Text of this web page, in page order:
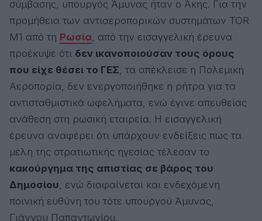
σύμβασης, υπουργός Άμυνας ήταν ο Άκης. Για την
προμήθεια των αντιαεροπορικών συστημάτων TOR
M1 από τη Ρωσία , από την εισαγγελική έρευνα
προέκυψε ότι δεν ικανοποιούσαν τους όρους
που είχε θέσει το ΓΕΣ , τα απέκλεισε η Πολεμική
Αεροπορία, δεν ενεργοποιήθηκε η ρήτρα για τα
αντισταθμιστικά ωφελήματα, ενώ έγινε απευθείας
ανάθεση στη ρωσική εταιρεία. Η εισαγγελική
έρευνα αναφέρει ότι υπάρχουν ενδείξεις πως τα
μέλη της στρατιωτικής ηγεσίας τέλεσαν το
κακούργημα της απιστίας σε βάρος του
Δημοσίου , ενώ διαφαίνεται και ενδεχόμενη
ποινική ευθύνη του τότε υπουργού Άμυνας,
Γιάννου Παπαντωνίου.